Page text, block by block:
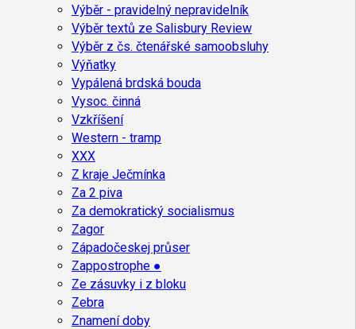
Výběr - pravidelný nepravidelník
Výběr textů ze Salisbury Review
Výběr z čs. čtenářské samoobsluhy
Výňatky
Vypálená brdská bouda
Vysoc. činná
Vzkříšení
Western - tramp
XXX
Z kraje Ječmínka
Za 2 piva
Za demokratický socialismus
Zagor
Západočeskej průser
Zappostrophe ●
Ze zásuvky i z bloku
Zebra
Znamení doby